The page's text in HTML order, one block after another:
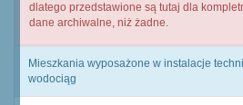
dlatego przedstawione są tutaj dla
dane archiwalne, niż żadne.
Mieszkania wyposażone w instalacje
wodociąg